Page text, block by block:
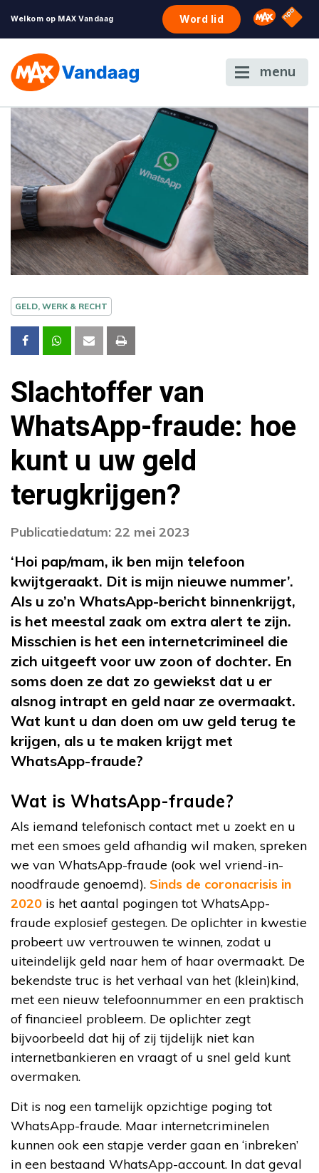
Welkom op MAX Vandaag Word lid Omroep
NPO
menu
GELD, WERK & RECHT
Slachtoffer van
WhatsApp-fraude: hoe
kunt u uw geld
terugkrijgen?
Publicatiedatum: 22 mei 2023
‘Hoi pap/mam, ik ben mijn telefoon
kwijtgeraakt. Dit is mijn nieuwe nummer’.
Als u zo’n WhatsApp-bericht binnenkrijgt,
is het meestal zaak om extra alert te zijn.
Misschien is het een internetcrimineel die
zich uitgeeft voor uw zoon of dochter. En
soms doen ze dat zo gewiekst dat u er
alsnog intrapt en geld naar ze overmaakt.
Wat kunt u dan doen om uw geld terug te
krijgen, als u te maken krijgt met
WhatsApp-fraude?
Wat is WhatsApp-fraude?
Als iemand telefonisch contact met u zoekt en u
met een smoes geld afhandig wil maken, spreken
we van WhatsApp-fraude (ook wel vriend-in-
noodfraude genoemd). Sinds de coronacrisis in
2020 is het aantal pogingen tot WhatsApp-
fraude explosief gestegen. De oplichter in kwestie
probeert uw vertrouwen te winnen, zodat u
uiteindelijk geld naar hem of haar overmaakt. De
bekendste truc is het verhaal van het (klein)kind,
met een nieuw telefoonnummer en een praktisch
of financieel probleem. De oplichter zegt
bijvoorbeeld dat hij of zij tijdelijk niet kan
internetbankieren en vraagt of u snel geld kunt
overmaken.
Dit is nog een tamelijk opzichtige poging tot
WhatsApp-fraude. Maar internetcriminelen
kunnen ook een stapje verder gaan en ‘inbreken’
in een bestaand WhatsApp-account. In dat geval